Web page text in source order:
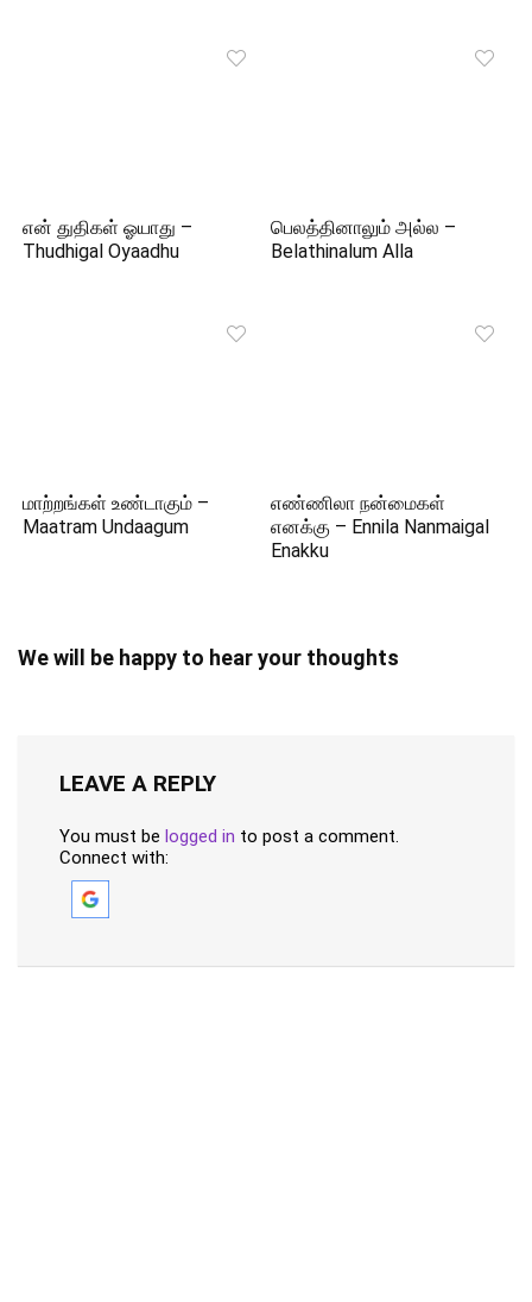
என் துதிகள் ஓயாது –
Thudhigal Oyaadhu
பெலத்தினாலும் அல்ல –
Belathinalum Alla
மாற்றங்கள் உண்டாகும் –
Maatram Undaagum
எண்ணிலா நன்மைகள்
எனக்கு – Ennila Nanmaigal
Enakku
We will be happy to hear your thoughts
LEAVE A REPLY
You must be logged in to post a comment.
Connect with: